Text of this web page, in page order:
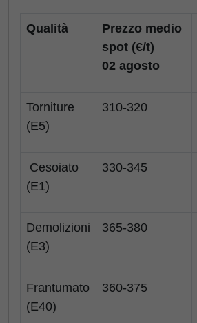
Qualità
Prezzo medio
spot (€/t)
02 agosto
Torniture
(E5)
310-320
Cesoiato
(E1)
330-345
Demolizioni
(E3)
365-380
Frantumato
(E40)
360-375